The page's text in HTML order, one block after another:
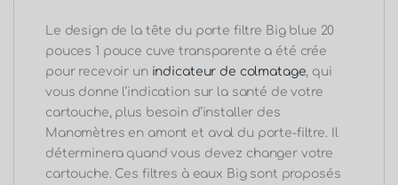
Le design de la tête du porte filtre Big blue 20
pouces 1 pouce cuve transparente a été crée
pour recevoir un indicateur de colmatage, qui
vous donne l’indication sur la santé de votre
cartouche, plus besoin d’installer des
Manomètres en amont et aval du porte-filtre. Il
déterminera quand vous devez changer votre
cartouche. Ces filtres à eaux Big sont proposés